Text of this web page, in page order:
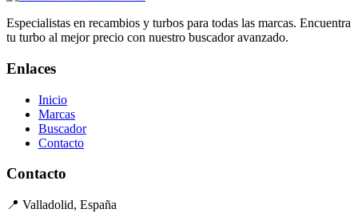
Especialistas en recambios y turbos para todas las marcas. Encuentra
tu turbo al mejor precio con nuestro buscador avanzado.
Enlaces
Inicio
Marcas
Buscador
Contacto
Contacto
📍 Valladolid, España